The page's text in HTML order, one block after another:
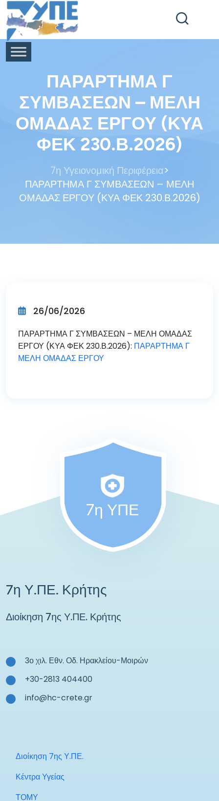
End Header Section -->
ΠΑΡΑΡΤΗΜΑ Γ
ΣΥΜΒΑΣΕΩΝ – ΜΕΛΗ
ΟΜΑΔΑΣ ΕΡΓΟΥ (ΚΥΑ
ΦΕΚ 230.Β.2026)
7η Υγειονομική Περιφέρεια>
ΠΑΡΑΡΤΗΜΑ Γ ΣΥΜΒΑΣΕΩΝ – ΜΕΛΗ
ΟΜΑΔΑΣ ΕΡΓΟΥ (ΚΥΑ ΦΕΚ 230.Β.2026)
26/06/2026
ΠΑΡΑΡΤΗΜΑ Γ ΣΥΜΒΑΣΕΩΝ – ΜΕΛΗ ΟΜΑΔΑΣ
ΕΡΓΟΥ (ΚΥΑ ΦΕΚ 230.Β.2026): ΠΑΡΑΡΤΗΜΑ Γ
ΜΕΛΗ ΟΜΑΔΑΣ ΕΡΓΟΥ
7η ΥΠΕ
7η Υ.ΠΕ. Κρήτης
Διοίκηση 7ης Υ.ΠΕ. Κρήτης
3ο χιλ. Εθν. Οδ. Ηρακλείου-Μοιρών
+30-2813 404400
info@hc-crete.gr
Διοίκηση 7ης Υ.ΠΕ.
Κέντρα Υγείας
ΤΟΜΥ